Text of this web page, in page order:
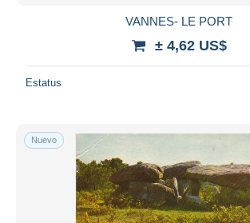
VANNES- LE PORT
± 4,62 US$
Estatus
Nuevo